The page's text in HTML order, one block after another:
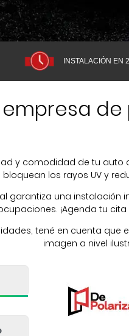
INSTALACIÓN EN
y comodidad de tu auto
los rayos UV y
garantiza una
¡Agenda tu
tené en cuenta que
imagen a nivel